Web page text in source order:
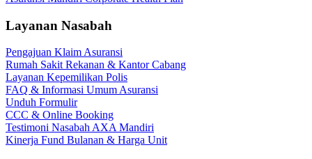
Layanan Nasabah
Pengajuan Klaim Asuransi
Rumah Sakit Rekanan & Kantor Cabang
Layanan Kepemilikan Polis
FAQ & Informasi Umum Asuransi
Unduh Formulir
CCC & Online Booking
Testimoni Nasabah AXA Mandiri
Kinerja Fund Bulanan & Harga Unit